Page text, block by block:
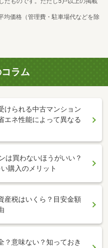
均価格（管理費・駐車場代などを除
ラム
けられる中古マンション
エネ性能によって異なる
は買わないほうがいい？
購入のメリット
産税はいくら？目安金額
？意味ない？知っておき